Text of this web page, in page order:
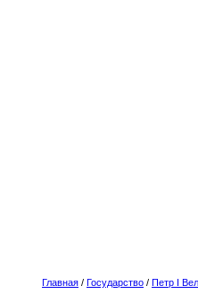
Главная / Государство / Петр I